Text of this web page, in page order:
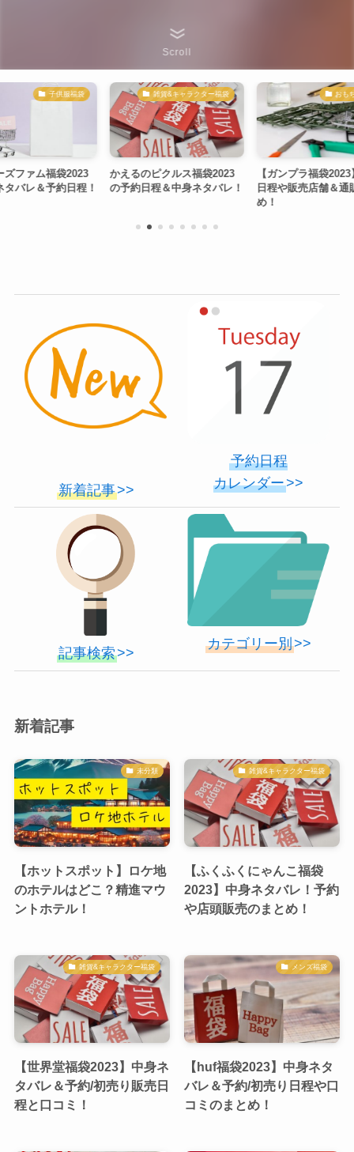
Scroll
！
雑貨&キャラクター福袋
かえるのピクルス福袋2023
の予約日程＆中身ネタバレ！
おもちゃ福袋
【ガンプラ福袋2023】予約
日程や販売店舗＆通販のまと
フレ
の予
新着記事>>
予約日程
カレンダー>>
記事検索>>
カテゴリー別>>
新着記事
未分類
【ホットスポット】ロケ地
のホテルはどこ？精進マウ
ントホテル！
雑貨&キャラクター福袋
【ふくふくにゃんこ福袋
2023】中身ネタバレ！予約
や店頭販売のまとめ！
雑貨&キャラクター福袋
【世界堂福袋2023】中身ネ
タバレ＆予約/初売り販売日
程と口コミ！
メンズ福袋
【huf福袋2023】中身ネタ
バレ＆予約/初売り日程や口
コミのまとめ！